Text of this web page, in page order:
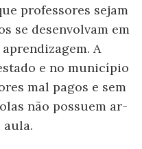
professores sejam
se desenvolvam em
A
e no município
mal pagos e sem
não possuem ar-
aula.